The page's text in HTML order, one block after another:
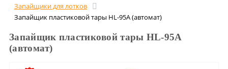
Запайщики для лотков
Запайщик пластиковой тары HL-95A (автомат)
Запайщик пластиковой тары HL-95A
(автомат)